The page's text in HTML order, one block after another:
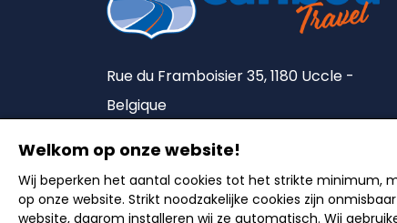
Rue du Framboisier 35, 1180 Uccle -
Belgique
Lic. A5492
Welkom op onze website!
Wij beperken het aantal cookies tot het strikte minimum,
op onze website. Strikt noodzakelijke cookies zijn
website, daarom installeren wij ze automatisch. Wij